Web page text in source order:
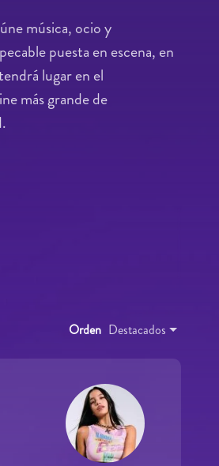
música, ocio y
puesta en escena, en
lugar en el
más grande de
Orden Destacados